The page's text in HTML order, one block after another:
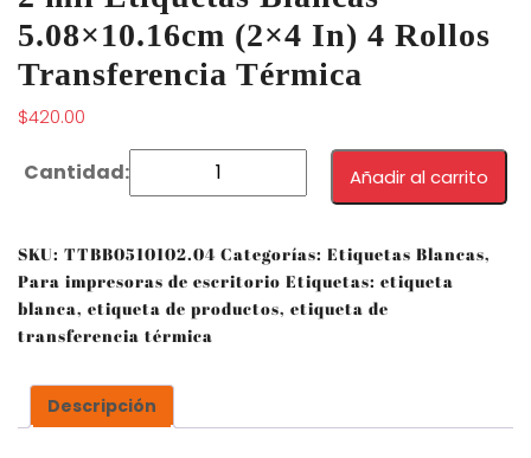
5.08×10.16cm (2×4 In) 4 Rollos
Transferencia Térmica
$420.00
Añadir al carrito
SKU: TTBB0510102.04 Categorías: Etiquetas Blancas,
Para impresoras de escritorio Etiquetas: etiqueta
blanca, etiqueta de productos, etiqueta de
transferencia térmica
Descripción